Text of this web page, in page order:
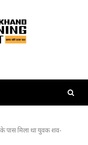
के पास मिला था युवक शव-